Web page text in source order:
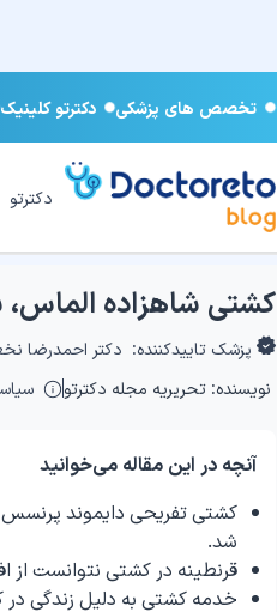
تخصص های پزشکی دکترتو کلینیک
دکترتو
کشتی شاهزاده الماس،
پزشک تاییدکننده: دکتر احمدرضا
نویسنده: تحریریه مجله دکترتو
آنچه در این مقاله می‌خوانید
شد.
قرنطینه در کشتی نتوانست از افزایش